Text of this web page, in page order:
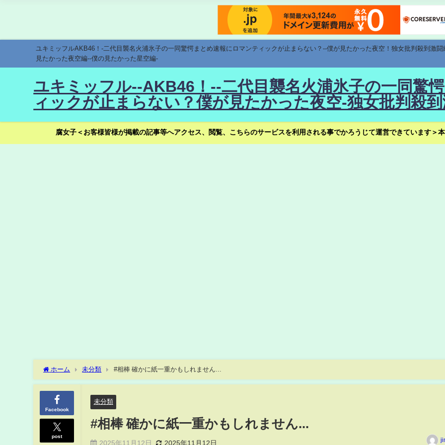
ユキミッフルAKB46！-二代目襲名火浦氷子の一同驚愕まとめ速報にロマンティックが止まらない？--僕が見たかった夜空！独女批判殺到激
見たかった夜空編--僕の見たかった星空編-
ユキミッフル--AKB46！--二代目襲名火浦氷子の一同驚
ィックが止まらない？僕が見たかった夜空-独女批判殺
腐女子＜お客様皆様が掲載の記事等へアクセス、閲覧、こちらのサービスを利用される事でかろうじて運営できています＞
ホーム 未分類 #相棒 確かに紙一重かもしれません...
Facebook
post
未分類
#相棒 確かに紙一重かもしれません...
2025年11月12日 2025年11月12日